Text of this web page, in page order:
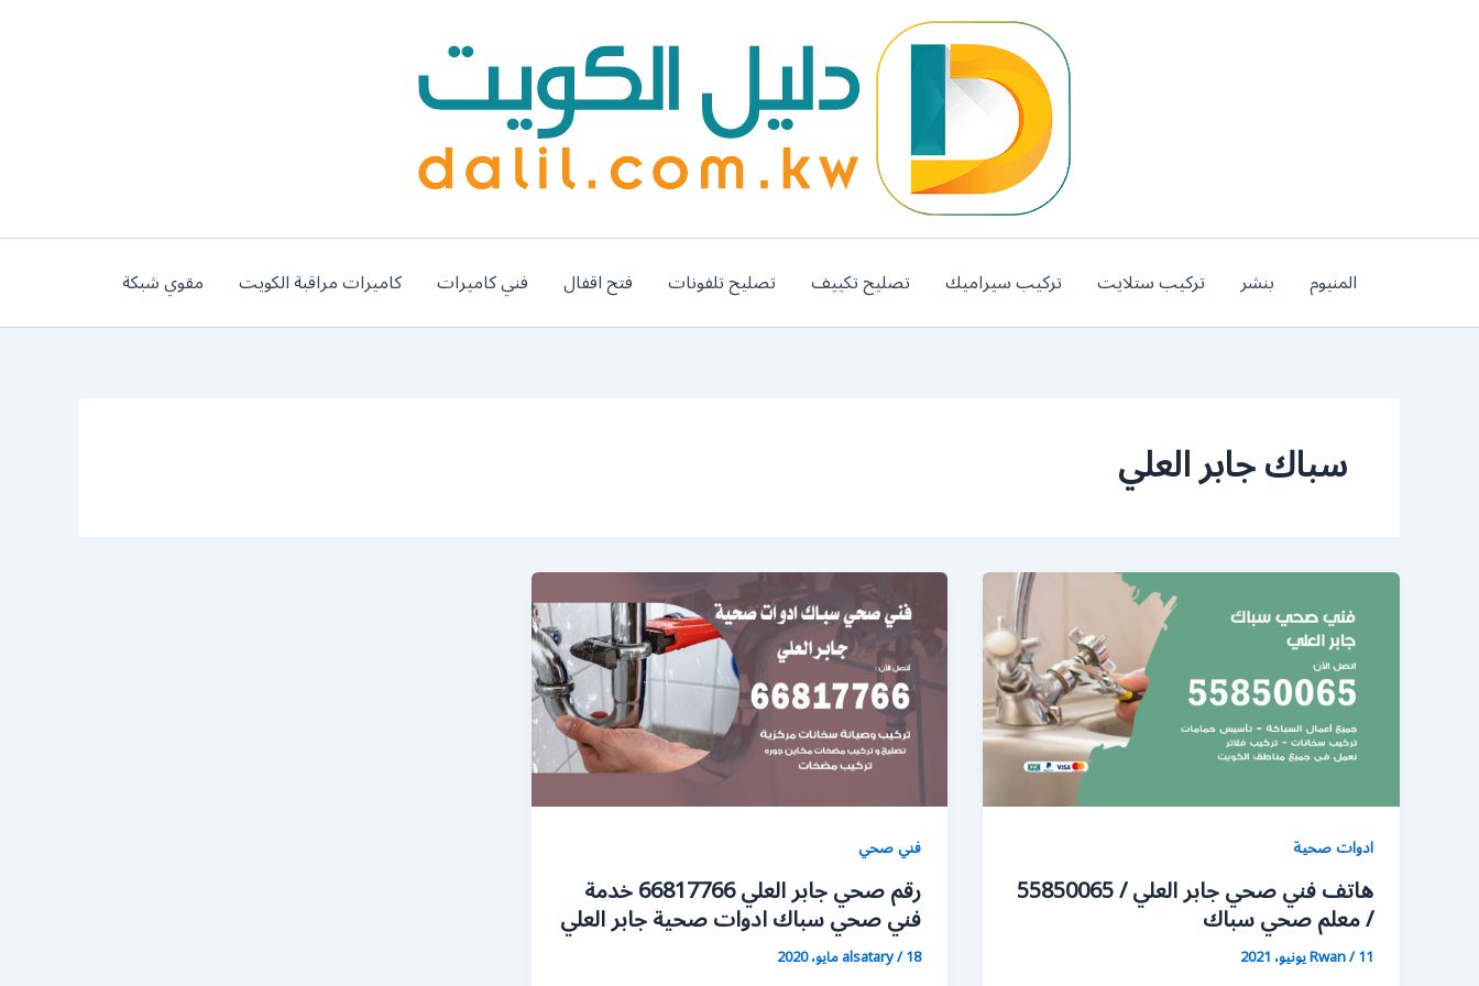
المنيوم بنشر تركيب ستلايت تركيب سيراميك تصليح تكييف تصليح تلفونات فتح اقفال فني كاميرات كاميرات مراقبة الكويت مقوي شبكة
سباك جابر العلي
ادوات صحية
هاتف فني صحي جابر العلي / 55850065
/ معلم صحي سباك
Rwan/11 يونيو، 2021
فني صحي
رقم صحي جابر العلي 66817766 خدمة
فني صحي سباك ادوات صحية جابر العلي
alsatary/18 مايو، 2020